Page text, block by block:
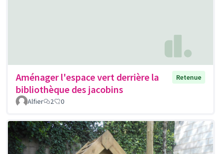
Aménager l'espace vert derrière la
bibliothèque des jacobins
Retenue
Alfier 2 0